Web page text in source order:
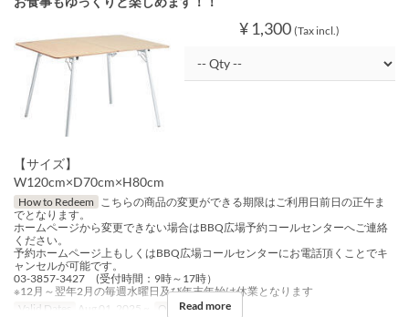
¥ 1,300 (Tax incl.)
【サイズ】
W120cm×D70cm×H80cm
How to Redeem こちらの商品の変更ができる期限はご利用日前日の正午ま
でとなります。
ホームページから変更できない場合はBBQ広場予約コールセンターへご連絡
ください。
予約ホームページ上もしくはBBQ広場コールセンターにお電話頂くことでキ
ャンセルが可能です。
03-3857-3427 (受付時間：9時～17時）
※12月～翌年2月の毎週水曜日及び年末年始は休業となります
Valid Dates
Aug 01, 2025 ~ Order Limit ~ 5
Read more